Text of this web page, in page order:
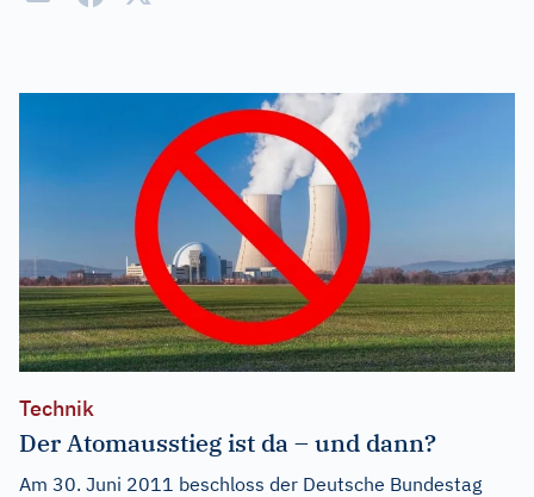
Technik
Der Atomausstieg ist da – und dann?
Am 30. Juni 2011 beschloss der Deutsche Bundestag